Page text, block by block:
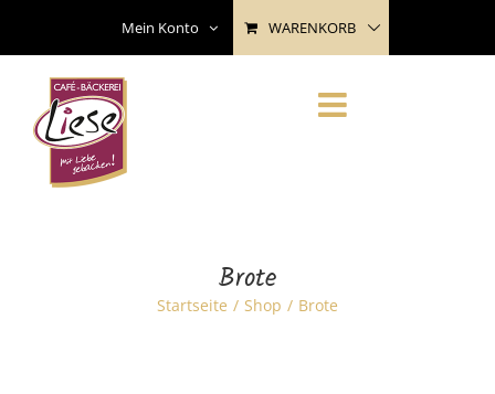
content
Mein Konto WARENKORB
Brote
Startseite Shop Brote